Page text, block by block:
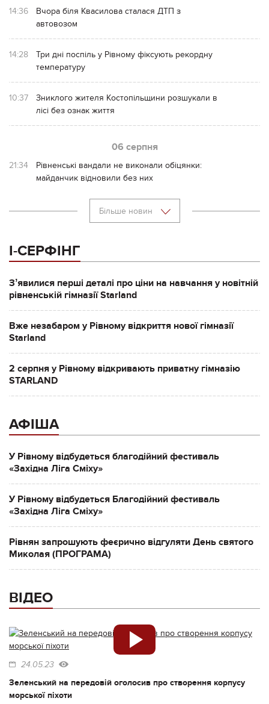
14:36
Вчора біля Квасилова сталася ДТП з
автовозом
14:28
Три дні поспіль у Рівному фіксують рекордну
температуру
10:37
Зниклого жителя Костопільщини розшукали в
лісі без ознак життя
06 серпня
21:34
Рівненські вандали не виконали обіцянки:
майданчик відновили без них
Більше новин
І-СЕРФІНГ
Зʼявилися перші деталі про ціни на навчання у новітній
рівненській гімназії Starland
Вже незабаром у Рівному відкриття нової гімназії
Starland
2 серпня у Рівному відкривають приватну гімназію
STARLAND
АФІША
У Рівному відбудеться благодійний фестиваль
«Західна Ліга Сміху»
У Рівному відбудеться Благодійний фестиваль
«Західна Ліга Сміху»
Рівнян запрошують феєрично відгуляти День святого
Миколая (ПРОГРАМА)
ВІДЕО
24.05.23
Зеленський на передовій оголосив про створення корпусу
морської піхоти